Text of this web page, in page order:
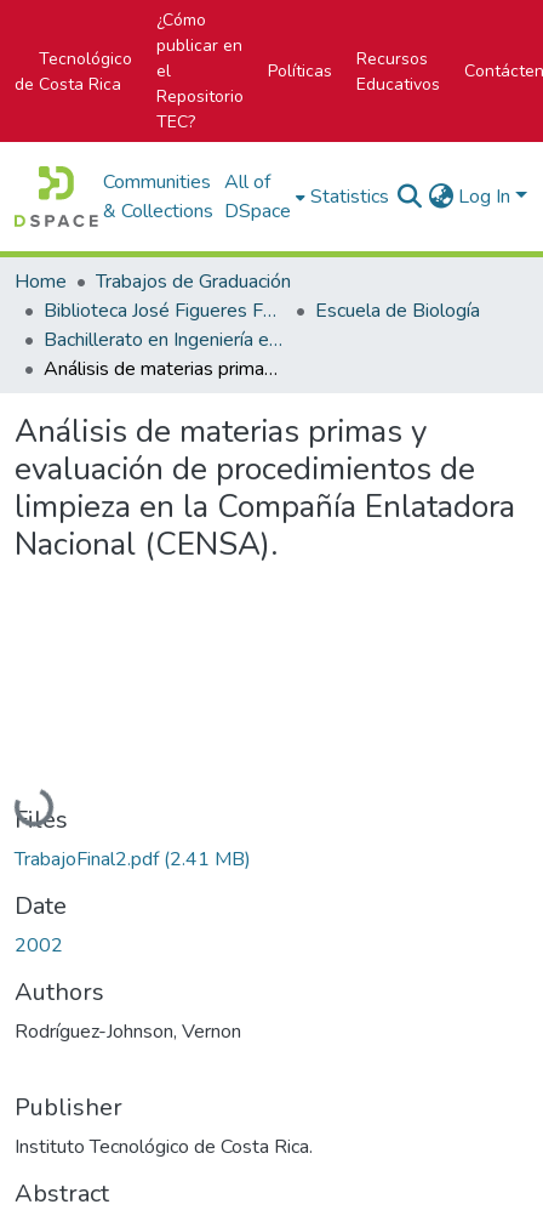
Tecnológico
de Costa Rica
¿Cómo
publicar en
el
Repositorio
TEC?
Políticas
Recursos
Educativos
Communities
& Collections
All of
DSpace
Statistics Log In
Home
Trabajos de Graduación
Biblioteca José Figueres Ferrer
Escuela de Biología
Bachillerato en Ingeniería en Biotecnología
Análisis de materias primas y evaluación de procedimientos de limpieza en la Compañía Enlatadora Nacional (CENSA).
Análisis de materias primas y
evaluación de procedimientos de
limpieza en la Compañía Enlatadora
Nacional (CENSA).
Loading...
Files
TrabajoFinal2.pdf(2.41 MB)
Date
2002
Authors
Rodríguez-Johnson, Vernon
Publisher
Instituto Tecnológico de Costa Rica.
Abstract